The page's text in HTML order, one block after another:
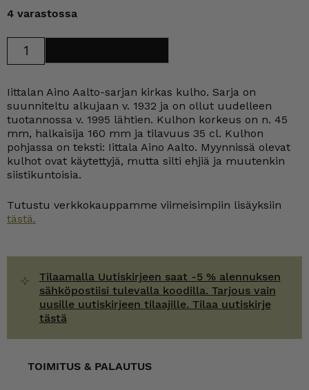
4 varastossa
cl
kirkas
Iittalan Aino Aalto-sarjan kirkas kulho. Sarja on
suunniteltu alkujaan v. 1932 ja on ollut uudelleen
tuotannossa v. 1995 lähtien. Kulhon korkeus on n. 45
mm, halkaisija 160 mm ja tilavuus 35 cl. Kulhon
pohjassa on teksti: Iittala Aino Aalto. Myynnissä olevat
kulhot ovat käytettyjä, mutta silti ehjiä ja muutenkin
siistikuntoisia.
Tutustu verkkokauppamme viimeisimpiin lisäyksiin
tästä.
Tilaamalla Uutiskirjeen saat -5 % alennuksen
sähköpostiisi tulevalla koodilla. Tarjous vain
uusille uutiskirjeen tilaajille. Tilaa uutiskirje
tästä
TOIMITUS & PALAUTUS